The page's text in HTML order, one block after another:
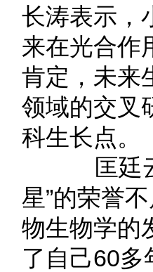
长涛表示，
来在光合作
肯定，未来
领域的交叉
科生长点。
匡廷云在
星”的荣誉
物生物学的
了自己60